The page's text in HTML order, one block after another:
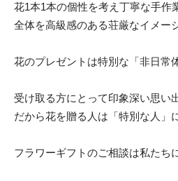
花1本1本の個性を考え丁寧な手作
全体を高級感のある荘厳なイメー
花のプレゼントは特別な「非日常
受け取る方にとって印象深い思い
だから花を贈る人は「特別な人」
フラワーギフトのご相談は私たち